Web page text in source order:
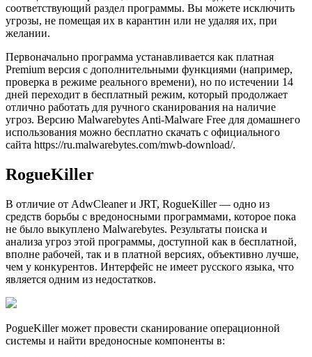
соответствующий раздел программы. Вы можете исключить
угрозы, не помещая их в карантин или не удаляя их, при
желании.
Первоначально программа устанавливается как платная
Premium версия с дополнительными функциями (например,
проверка в режиме реального времени), но по истечении 14
дней переходит в бесплатный режим, который продолжает
отлично работать для ручного сканирования на наличие
угроз. Версию Malwarebytes Anti-Malware Free для домашнего
использования можно бесплатно скачать с официального
сайта https://ru.malwarebytes.com/mwb-download/.
RogueKiller
В отличие от AdwCleaner и JRT, RogueKiller — одно из
средств борьбы с вредоносными программами, которое пока
не было выкуплено Malwarebytes. Результаты поиска и
анализа угроз этой программы, доступной как в бесплатной,
вполне рабочей, так и в платной версиях, объективно лучше,
чем у конкурентов. Интерфейс не имеет русского языка, что
является одним из недостатков.
РogueKiller может провести сканирование операционной
системы и найти вредоносные компоненты в: